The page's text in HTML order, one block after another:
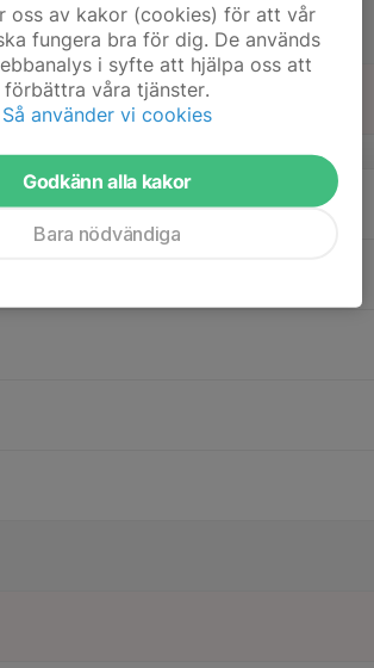
v.47
Gul grupp - Skate på måndag
oss av kakor (cookies) för att vår
fungera bra för dig. De används
i syfte att hjälpa oss att
förbättra våra tjänster.
Så använder vi cookies
Godkänn alla kakor
Bara nödvändiga